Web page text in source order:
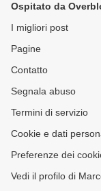
Ospitato da
I migliori post
Pagine
Contatto
Segnala abuso
Termini di servizio
Cookie e dati
Preferenze dei
Vedi il profilo di